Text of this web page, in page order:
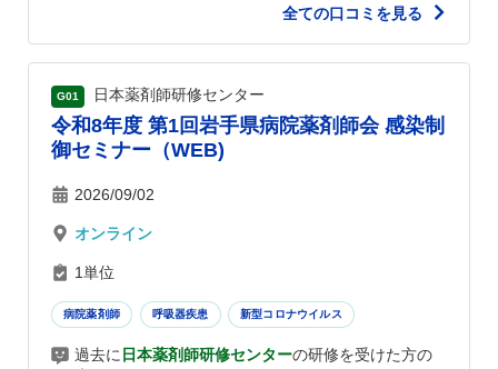
全ての口コミを見る
G01 日本薬剤師研修センター
令和8年度 第1回岩手県病院薬剤師会 感染制
御セミナー（WEB)
2026/09/02
オンライン
1単位
病院薬剤師 呼吸器疾患 新型コロナウイルス
過去に 日本薬剤師研修センターの研修を受けた方の